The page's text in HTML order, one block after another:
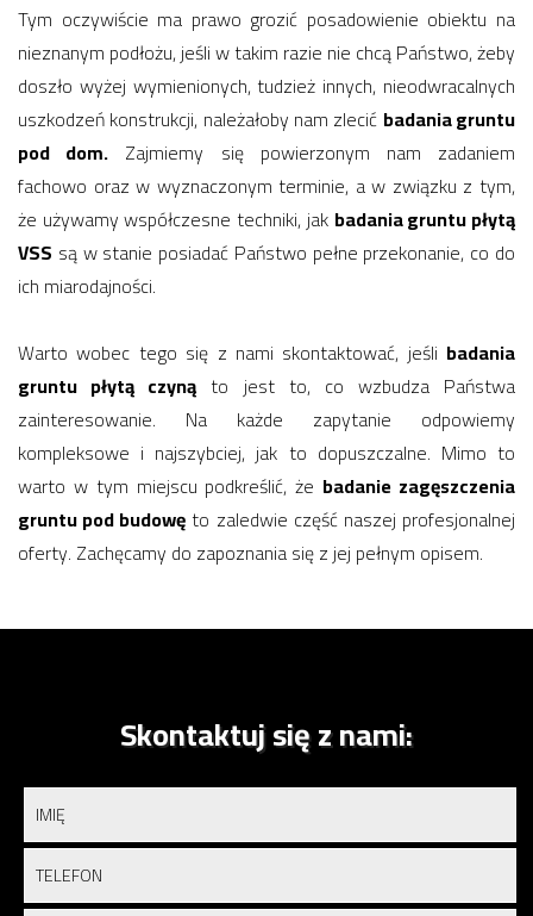
Tym oczywiście ma prawo grozić posadowienie obiektu na
nieznanym podłożu, jeśli w takim razie nie chcą Państwo, żeby
doszło wyżej wymienionych, tudzież innych, nieodwracalnych
uszkodzeń konstrukcji, należałoby nam zlecić badania gruntu
pod dom. Zajmiemy się powierzonym nam zadaniem
fachowo oraz w wyznaczonym terminie, a w związku z tym,
że używamy współczesne techniki, jak badania gruntu płytą
VSS są w stanie posiadać Państwo pełne przekonanie, co do
ich miarodajności.
Warto wobec tego się z nami skontaktować, jeśli badania
gruntu płytą czyną to jest to, co wzbudza Państwa
zainteresowanie. Na każde zapytanie odpowiemy
kompleksowe i najszybciej, jak to dopuszczalne. Mimo to
warto w tym miejscu podkreślić, że badanie zagęszczenia
gruntu pod budowęto zaledwie część naszej profesjonalnej
oferty. Zachęcamy do zapoznania się z jej pełnym opisem.
Skontaktuj się z nami: